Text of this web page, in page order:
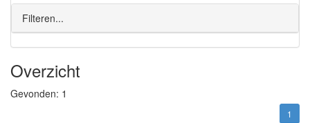
Filteren...
Overzicht
Gevonden: 1
1